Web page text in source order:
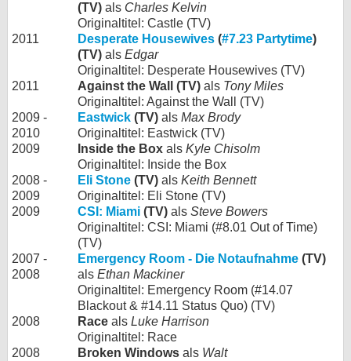
(TV) als Charles Kelvin
Originaltitel: Castle (TV)
2011
Desperate Housewives (#7.23 Partytime)
(TV) als Edgar
Originaltitel: Desperate Housewives (TV)
2011
Against the Wall (TV) als Tony Miles
Originaltitel: Against the Wall (TV)
2009 -
2010
Eastwick (TV) als Max Brody
Originaltitel: Eastwick (TV)
2009
Inside the Box als Kyle Chisolm
Originaltitel: Inside the Box
2008 -
2009
Eli Stone (TV) als Keith Bennett
Originaltitel: Eli Stone (TV)
2009
CSI: Miami (TV) als Steve Bowers
Originaltitel: CSI: Miami (#8.01 Out of Time)
(TV)
2007 -
2008
Emergency Room - Die Notaufnahme (TV)
als Ethan Mackiner
Originaltitel: Emergency Room (#14.07
Blackout & #14.11 Status Quo) (TV)
2008
Race als Luke Harrison
Originaltitel: Race
2008
Broken Windows als Walt